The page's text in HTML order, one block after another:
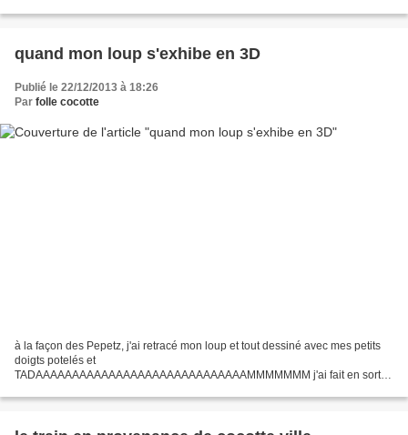
quand mon loup s'exhibe en 3D
Publié le 22/12/2013 à 18:26
Par folle cocotte
à la façon des Pepetz, j'ai retracé mon loup et tout dessiné avec mes petits
doigts potelés et
TADAAAAAAAAAAAAAAAAAAAAAAAAAAAAAMMMMMMM j'ai fait en sorte
secrets, ou des...